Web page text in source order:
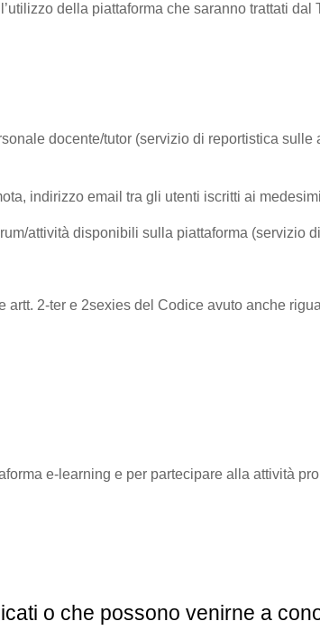
della piattaforma che saranno trattati
docente/tutor (servizio di reportistica sulle
indirizzo email tra gli utenti iscritti ai
attività disponibili sulla piattaforma (servizio
artt. 2-ter e 2sexies del Codice avuto anche
e-learning e per partecipare alla attività
o che possono venirne a